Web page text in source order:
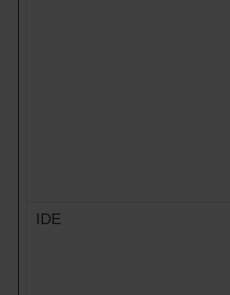
IDE